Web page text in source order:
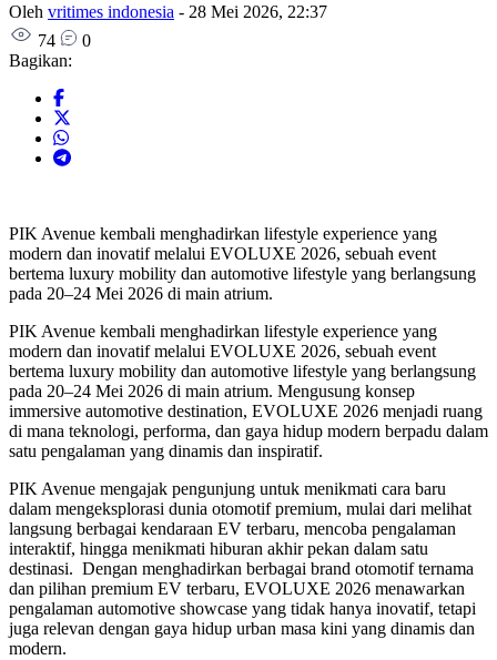
Oleh vritimes indonesia - 28 Mei 2026, 22:37
74
0
Bagikan:
PIK Avenue kembali menghadirkan lifestyle experience yang
modern dan inovatif melalui EVOLUXE 2026, sebuah event
bertema luxury mobility dan automotive lifestyle yang berlangsung
pada 20–24 Mei 2026 di main atrium.
PIK Avenue kembali menghadirkan lifestyle experience yang
modern dan inovatif melalui EVOLUXE 2026, sebuah event
bertema luxury mobility dan automotive lifestyle yang berlangsung
pada 20–24 Mei 2026 di main atrium. Mengusung konsep
immersive automotive destination, EVOLUXE 2026 menjadi ruang
di mana teknologi, performa, dan gaya hidup modern berpadu dalam
satu pengalaman yang dinamis dan inspiratif.
PIK Avenue mengajak pengunjung untuk menikmati cara baru
dalam mengeksplorasi dunia otomotif premium, mulai dari melihat
langsung berbagai kendaraan EV terbaru, mencoba pengalaman
interaktif, hingga menikmati hiburan akhir pekan dalam satu
destinasi. Dengan menghadirkan berbagai brand otomotif ternama
dan pilihan premium EV terbaru, EVOLUXE 2026 menawarkan
pengalaman automotive showcase yang tidak hanya inovatif, tetapi
juga relevan dengan gaya hidup urban masa kini yang dinamis dan
modern.